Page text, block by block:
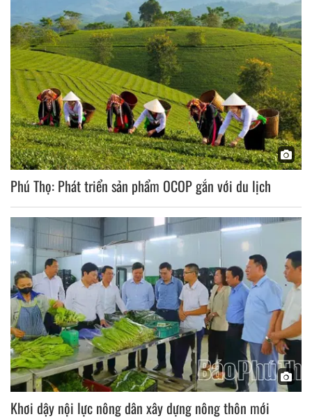
Phú Thọ: Phát triển sản phẩm OCOP gắn với du lịch
Khơi dậy nội lực nông dân xây dựng nông thôn mới